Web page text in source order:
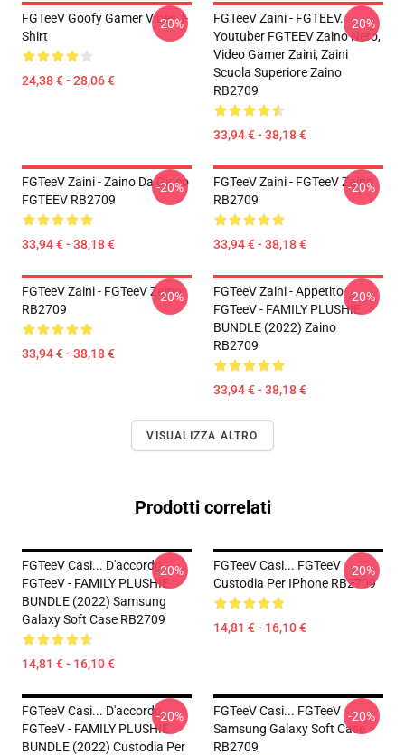
FGTeeV Goofy Gamer Vibes T-
Shirt
24,38 € - 28,06 €
-20%
FGTeeV Zaini - FGTEEV.
Youtuber FGTEEV Zaino Nero,
Video Gamer Zaini, Zaini
Scuola Superiore Zaino
RB2709
33,94 € - 38,18 €
-20%
FGTeeV Zaini - Zaino Da Gioco
FGTEEV RB2709
33,94 € - 38,18 €
-20%
FGTeeV Zaini - FGTeeV Zaino
RB2709
33,94 € - 38,18 €
-20%
FGTeeV Zaini - FGTeeV Zaino
RB2709
33,94 € - 38,18 €
-20%
FGTeeV Zaini - Appetito
FGTeeV - FAMILY PLUSHIE
BUNDLE (2022) Zaino
RB2709
33,94 € - 38,18 €
-20%
VISUALIZZA ALTRO
Prodotti correlati
FGTeeV Casi... D'accordo.
FGTeeV - FAMILY PLUSHIE
BUNDLE (2022) Samsung
Galaxy Soft Case RB2709
14,81 € - 16,10 €
-20%
FGTeeV Casi... FGTeeV
Custodia Per IPhone RB2709
14,81 € - 16,10 €
-20%
FGTeeV Casi... D'accordo.
FGTeeV - FAMILY PLUSHIE
BUNDLE (2022) Custodia Per
-20%
FGTeeV Casi... FGTeeV
Samsung Galaxy Soft Case
RB2709
-20%